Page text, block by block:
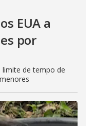
EUA a
por
de tempo de